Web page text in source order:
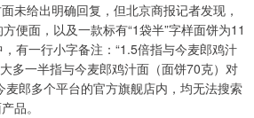
未给出明确回复，但北京商报记者发现，
便面，以及一款标有“1袋半”字样面饼为11
有一行小字备注：“1.5倍指与今麦郎鸡汁
多一半指与今麦郎鸡汁面（面饼70克）对
麦郎多个平台的官方旗舰店内，均无法搜索
品。